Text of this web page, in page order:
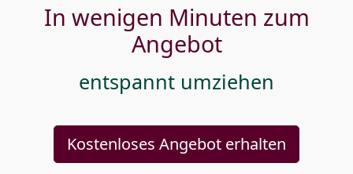
In wenigen Minuten zum
Angebot
entspannt umziehen
Kostenloses Angebot erhalten